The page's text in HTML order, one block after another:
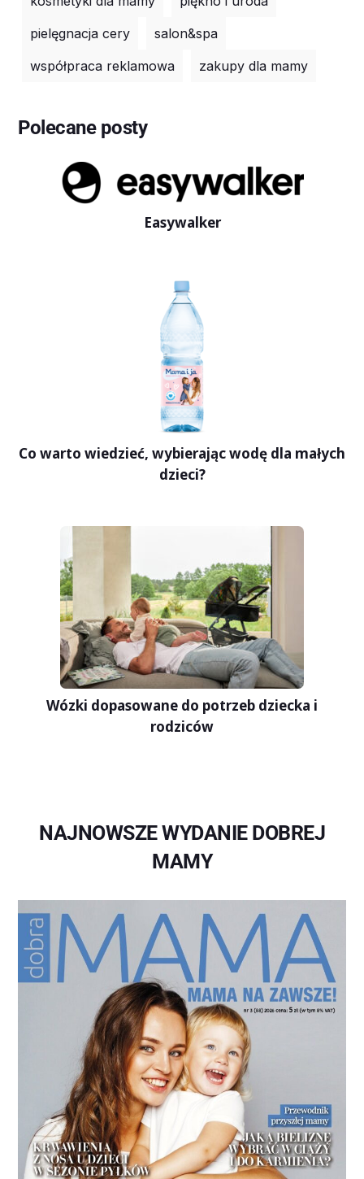
pielęgnacja cery
salon&spa
współpraca reklamowa
zakupy dla mamy
Polecane posty
Easywalker
Co warto wiedzieć, wybierając wodę dla małych
dzieci?
Wózki dopasowane do potrzeb dziecka i
rodziców
NAJNOWSZE WYDANIE DOBREJ
MAMY